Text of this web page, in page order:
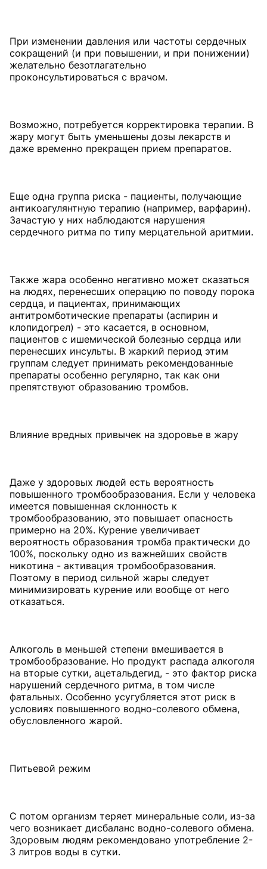
При изменении давления или частоты сердечных
сокращений (и при повышении, и при понижении)
желательно безотлагательно
проконсультироваться с врачом.
Возможно, потребуется корректировка терапии. В
жару могут быть уменьшены дозы лекарств и
даже временно прекращен прием препаратов.
Еще одна группа риска - пациенты, получающие
антикоагулянтную терапию (например, варфарин).
Зачастую у них наблюдаются нарушения
сердечного ритма по типу мерцательной аритмии.
Также жара особенно негативно может сказаться
на людях, перенесших операцию по поводу порока
сердца, и пациентах, принимающих
антитромботические препараты (аспирин и
клопидогрел) - это касается, в основном,
пациентов с ишемической болезнью сердца или
перенесших инсульты. В жаркий период этим
группам следует принимать рекомендованные
препараты особенно регулярно, так как они
препятствуют образованию тромбов.
Влияние вредных привычек на здоровье в жару
Даже у здоровых людей есть вероятность
повышенного тромбообразования. Если у человека
имеется повышенная склонность к
тромбообразованию, это повышает опасность
примерно на 20%. Курение увеличивает
вероятность образования тромба практически до
100%, поскольку одно из важнейших свойств
никотина - активация тромбообразования.
Поэтому в период сильной жары следует
минимизировать курение или вообще от него
отказаться.
Алкоголь в меньшей степени вмешивается в
тромбообразование. Но продукт распада алкоголя
на вторые сутки, ацетальдегид, - это фактор риска
нарушений сердечного ритма, в том числе
фатальных. Особенно усугубляется этот риск в
условиях повышенного водно-солевого обмена,
обусловленного жарой.
Питьевой режим
С потом организм теряет минеральные соли, из-за
чего возникает дисбаланс водно-солевого обмена.
Здоровым людям рекомендовано употребление 2-
3 литров воды в сутки.